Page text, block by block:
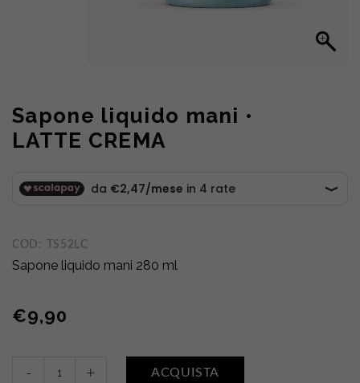
Sapone liquido mani •
LATTE CREMA
COD: TS52LC
Sapone liquido mani 280 ml
€9,90
- + ACQUISTA